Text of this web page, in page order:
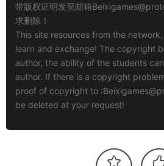
带版权证明发至邮箱
求删除！
This site resources from the
learn and exchange! The copyright
author, the ability of the students
author. If there is a copyright
proof of copyright to :
be deleted at your request!